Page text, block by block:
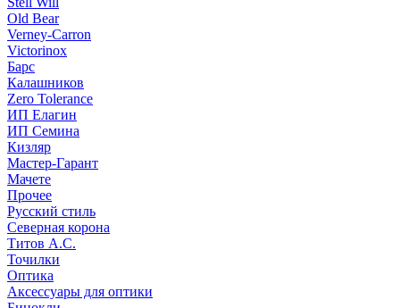
Old Bear
Verney-Carron
Victorinox
Барс
Калашников
Zero Tolerance
ИП Елагин
ИП Семина
Кизляр
Мастер-Гарант
Мачете
Прочее
Русский стиль
Северная корона
Титов А.С.
Точилки
Оптика
Аксессуары для оптики